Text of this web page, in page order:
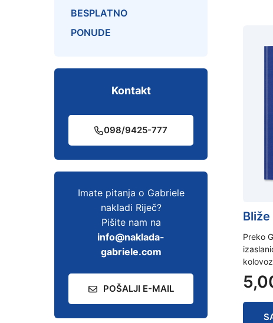
Preko
BESPLATNO
PONUDE
Kontakt
098/9425-777
Imate pitanja o Gabriele
nakladi Riječ?
Pišite nam na
info@naklada-
gabriele.com
POŠALJI E-MAIL